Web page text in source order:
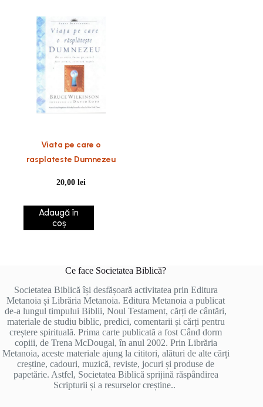
Viata pe care o
rasplateste Dumnezeu
20,00lei
Adaugă în
coș
Ce face Societatea Biblică?
Societatea Biblică își desfășoară activitatea prin Editura
Metanoia și Librăria Metanoia. Editura Metanoia a publicat
de-a lungul timpului Biblii, Noul Testament, cărți de cântări,
materiale de studiu biblic, predici, comentarii și cărți pentru
creștere spirituală. Prima carte publicată a fost Când dorm
copiii, de Trena McDougal, în anul 2002. Prin Librăria
Metanoia, aceste materiale ajung la cititori, alături de alte cărți
creștine, cadouri, muzică, reviste, jocuri și produse de
papetărie. Astfel, Societatea Biblică sprijină răspândirea
Scripturii și a resurselor creștine..